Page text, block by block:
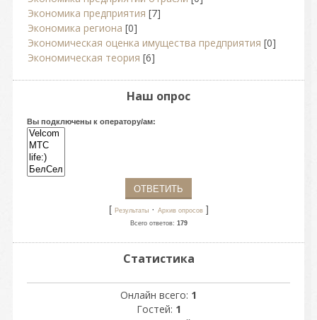
Экономика предприятия [7]
Экономика региона [0]
Экономическая оценка имущества предприятия [0]
Экономическая теория [6]
Наш опрос
Вы подключены к оператору/ам:
[ Результаты· Архив опросов]
Всего ответов: 179
Статистика
Онлайн всего: 1
Гостей: 1